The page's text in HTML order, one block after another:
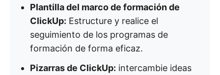
Plantilla del marco de formación de
ClickUp: Estructure y realice el
seguimiento de los programas de
formación de forma eficaz.
Pizarras de ClickUp: intercambie ideas